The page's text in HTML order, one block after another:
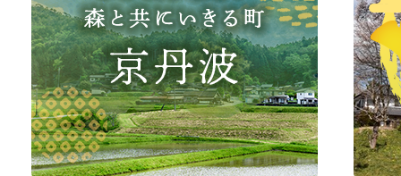
り
な
さ
い、
森
町
観
光
サ
イ